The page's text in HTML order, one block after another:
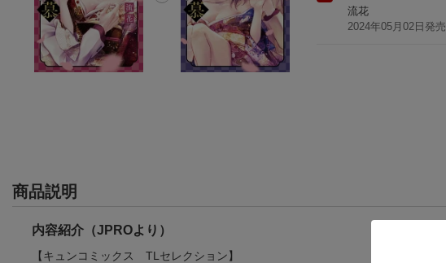
流花
2024年05月02日発売
商品説明
内容紹介（JPROより）
【キュンコミックス TLセレクション】